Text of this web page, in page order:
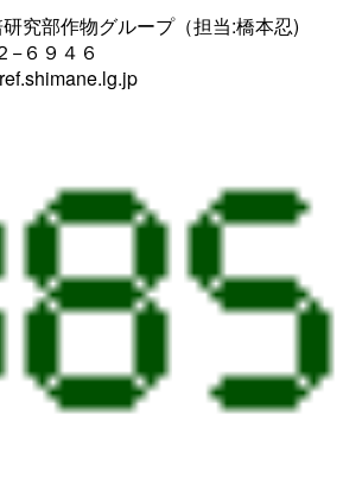
究部作物グループ（担当:橋本忍)
−６９４６